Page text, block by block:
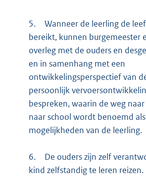
5.
Wanneer de leerling de
bereikt, kunnen burgemeester
overleg met de ouders en
en in samenhang met een
ontwikkelingsperspectief van
persoonlijk
bespreken, waarin de weg
naar school wordt benoemd
mogelijkheden van de leerling.
6.
De ouders zijn zelf
kind zelfstandig te leren reizen.